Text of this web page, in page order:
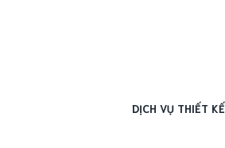
DỊCH VỤ THIẾT KẾ